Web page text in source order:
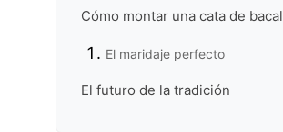
Cómo montar una cata de
El maridaje perfecto
El futuro de la tradición